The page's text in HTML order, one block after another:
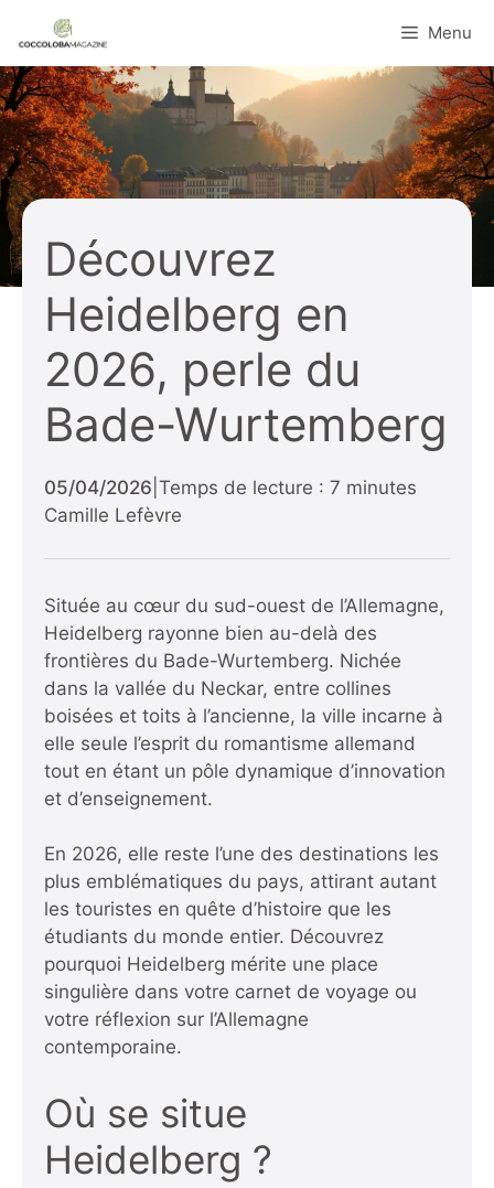
au
contenu
Menu
Découvrez
Heidelberg en
2026, perle du
Bade-Wurtemberg
05/04/2026 Temps de lecture : 7 minutes
Camille Lefèvre
Située au cœur du sud-ouest de l’Allemagne,
Heidelberg rayonne bien au-delà des
frontières du Bade-Wurtemberg. Nichée
dans la vallée du Neckar, entre collines
boisées et toits à l’ancienne, la ville incarne à
elle seule l’esprit du romantisme allemand
tout en étant un pôle dynamique d’innovation
et d’enseignement.
En 2026, elle reste l’une des destinations les
plus emblématiques du pays, attirant autant
les touristes en quête d’histoire que les
étudiants du monde entier. Découvrez
pourquoi Heidelberg mérite une place
singulière dans votre carnet de voyage ou
votre réflexion sur l’Allemagne
contemporaine.
Où se situe
Heidelberg ?